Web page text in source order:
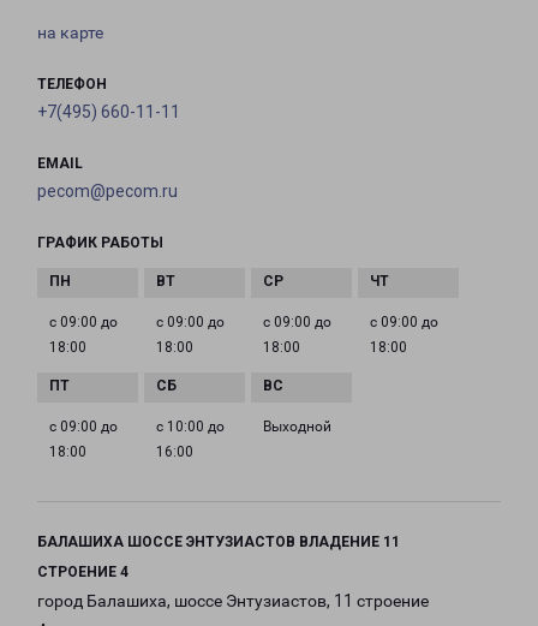
на карте
ТЕЛЕФОН
+7(495) 660-11-11
EMAIL
pecom@pecom.ru
ГРАФИК РАБОТЫ
с 09:00 до
18:00
с 09:00 до
18:00
с 09:00 до
18:00
с 09:00 до
18:00
с 09:00 до
18:00
с 10:00 до
16:00
Выходной
БАЛАШИХА ШОССЕ ЭНТУЗИАСТОВ ВЛАДЕНИЕ 11
СТРОЕНИЕ 4
город Балашиха, шоссе Энтузиастов, 11 строение